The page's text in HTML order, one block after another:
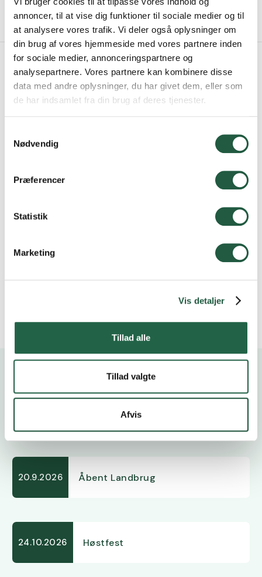
annoncer, til at vise dig funktioner til sociale medier og til
at analysere vores trafik. Vi deler også oplysninger om
din brug af vores hjemmeside med vores partnere inden
for sociale medier, annonceringspartnere og
analysepartnere. Vores partnere kan kombinere disse
data med andre oplysninger, du har givet dem, eller som
de har indsamlet fra din brug af deres tjenester.
Nødvendig
Præferencer
Statistik
Marketing
Vis detaljer
Tillad alle
Tillad valgte
Afvis
For mere information:
us@vkst.dk
Kalender
20.9.2026 Åbent Landbrug
24.10.2026 Høstfest